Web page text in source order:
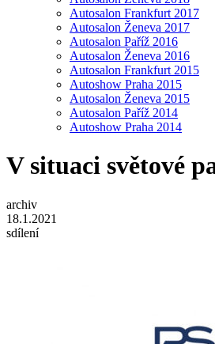
Autosalon Frankfurt 2017
Autosalon Ženeva 2017
Autosalon Paříž 2016
Autosalon Ženeva 2016
Autosalon Frankfurt 2015
Autoshow Praha 2015
Autosalon Ženeva 2015
Autosalon Paříž 2014
Autoshow Praha 2014
V situaci světové
archiv
18.1.2021
sdílení